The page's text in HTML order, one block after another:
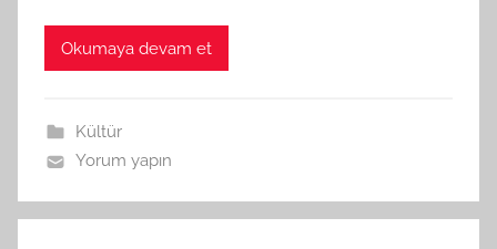
Okumaya devam et
Kültür
Yorum yapın